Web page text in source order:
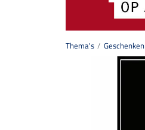
Thema's Geschenken